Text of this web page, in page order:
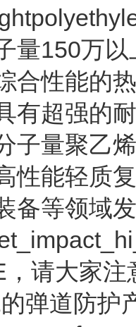
量150万
合性能的
有超强的
子量聚乙
性能轻质
备等领域
请大家
弹道防护